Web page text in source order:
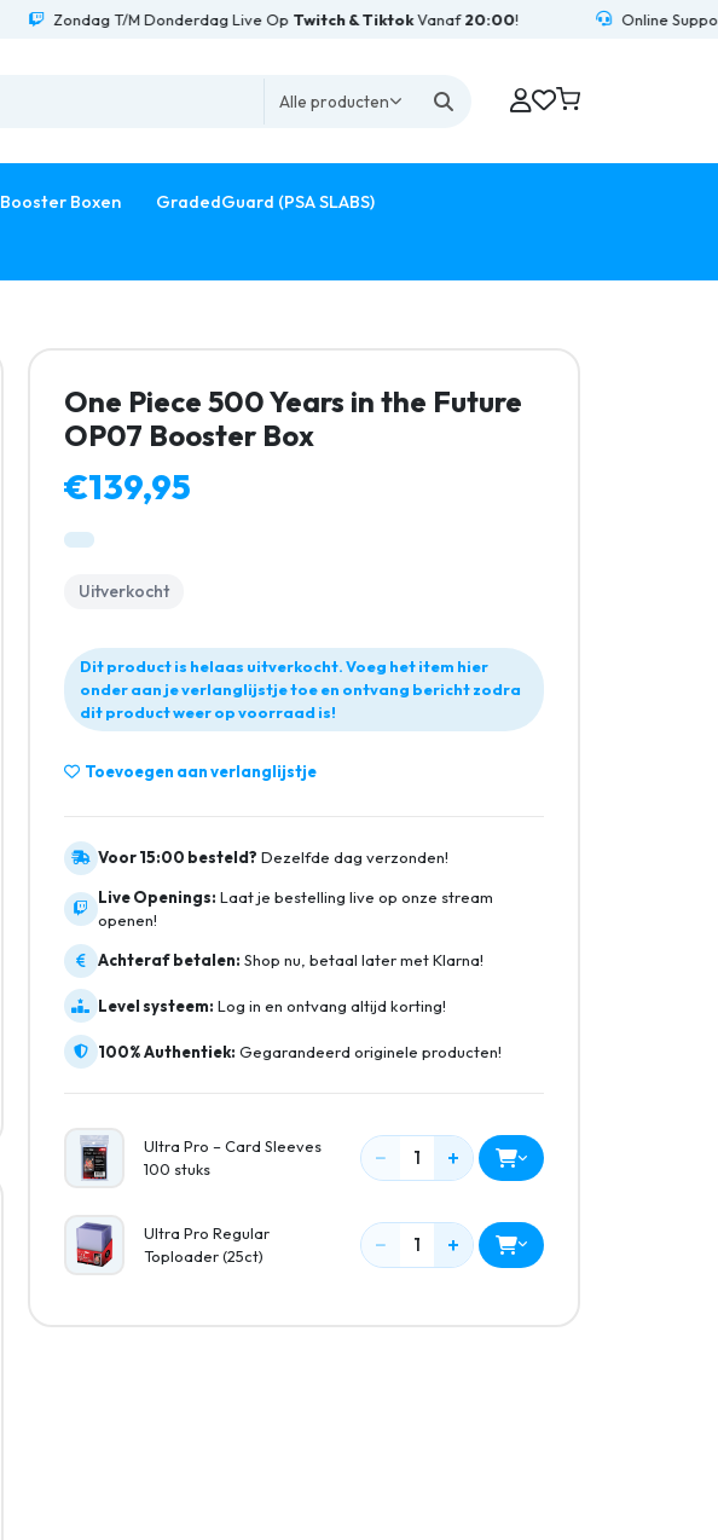
Zondag T/M Donderdag Live OpTwitch & TiktokVanaf20:00! Online Support24/7
Alle producten
Booster Boxen GradedGuard (PSA SLABS)
One Piece 500 Years in the Future
OP07 Booster Box
€139,95
Uitverkocht
Dit product is helaas uitverkocht. Voeg het item hier
onder aan je verlanglijstje toe en ontvang bericht zodra
dit product weer op voorraad is!
Toevoegen aan verlanglijstje
Voor 15:00 besteld? Dezelfde dag verzonden!
Live Openings: Laat je bestelling live op onze stream
openen!
Achteraf betalen: Shop nu, betaal later met Klarna!
Level systeem: Log in en ontvang altijd korting!
100% Authentiek: Gegarandeerd originele producten!
Ultra Pro – Card Sleeves
100 stuks
− 1 +
Ultra Pro Regular
Toploader (25ct)
− 1 +